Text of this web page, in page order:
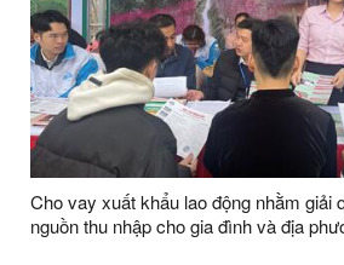
Cho vay xuất khẩu lao động nhằm giải
nguồn thu nhập cho gia đình và địa